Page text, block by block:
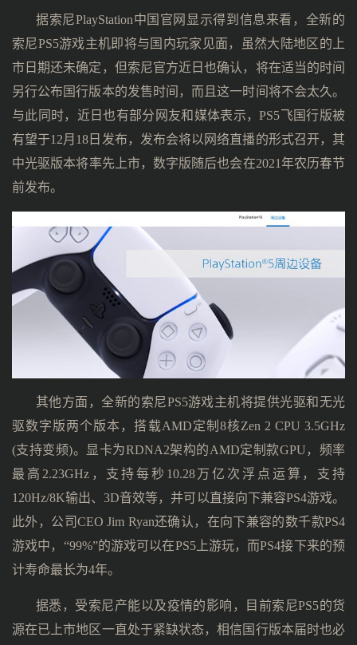
据索尼PlayStation中国官网显示得到信息来看，全新的
索尼PS5游戏主机即将与国内玩家见面，虽然大陆地区的上
市日期还未确定，但索尼官方近日也确认，将在适当的时间
另行公布国行版本的发售时间，而且这一时间将不会太久。
与此同时，近日也有部分网友和媒体表示，PS5飞国行版被
有望于12月18日发布，发布会将以网络直播的形式召开，其
中光驱版本将率先上市，数字版随后也会在2021年农历春节
前发布。
其他方面，全新的索尼PS5游戏主机将提供光驱和无光
驱数字版两个版本，搭载AMD定制8核Zen 2 CPU 3.5GHz
(支持变频)。显卡为RDNA2架构的AMD定制款GPU，频率
最高2.23GHz，支持每秒10.28万亿次浮点运算，支持
120Hz/8K输出、3D音效等，并可以直接向下兼容PS4游戏。
此外，公司CEO Jim Ryan还确认，在向下兼容的数千款PS4
游戏中，“99%”的游戏可以在PS5上游玩，而PS4接下来的预
计寿命最长为4年。
据悉，受索尼产能以及疫情的影响，目前索尼PS5的货
源在已上市地区一直处于紧缺状态，相信国行版本届时也必